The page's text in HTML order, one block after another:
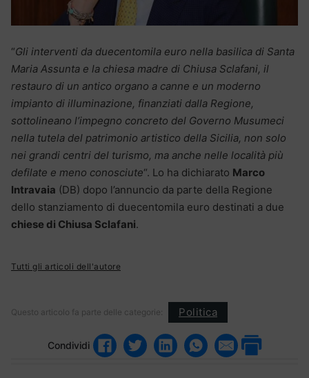
“Gli interventi da duecentomila euro nella basilica di Santa
Maria Assunta e la chiesa madre di Chiusa Sclafani, il
restauro di un antico organo a canne e un moderno
impianto di illuminazione, finanziati dalla Regione,
sottolineano l’impegno concreto del Governo Musumeci
nella tutela del patrimonio artistico della Sicilia, non solo
nei grandi centri del turismo, ma anche nelle località più
defilate e meno conosciute“. Lo ha dichiarato Marco
Intravaia (DB) dopo l’annuncio da parte della Regione
dello stanziamento di duecentomila euro destinati a due
chiese di Chiusa Sclafani.
Tutti gli articoli dell'autore
Questo articolo fa parte delle categorie: Politica
Condividi